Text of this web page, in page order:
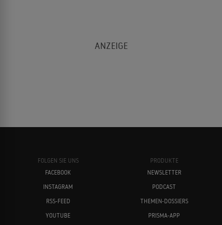
FOLGEN SIE UNS
FACEBOOK
INSTAGRAM
RSS-FEED
YOUTUBE
PRODUKTE
NEWSLETTER
PODCAST
THEMEN-DOSSIERS
PRISMA-APP